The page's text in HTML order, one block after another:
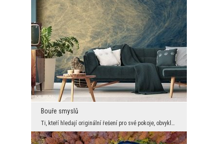
Bouře smyslů
Ti, kteří hledají originální řešení pro své pokoje, obvykle volí surová řešení, abstraktní vzory ...